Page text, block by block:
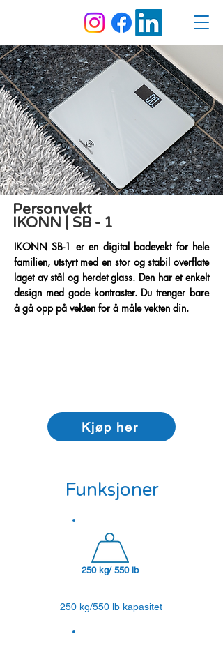
Personvekt
IKONN | SB - 1
IKONN SB-1 er en digital badevekt for hele
familien, utstyrt med en stor og stabil overflate
laget av stål og herdet glass. Den har et enkelt
design med gode kontraster. Du trenger bare
å gå opp på vekten for å måle vekten din.
Kjøp her
Funksjoner
250 kg/ 550 lb
250 kg/550 lb kapasitet